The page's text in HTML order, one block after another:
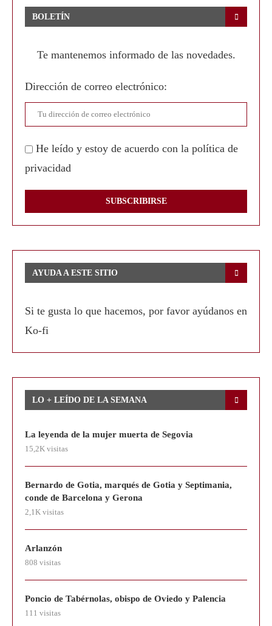
BOLETÍN
Te mantenemos informado de las novedades.
Dirección de correo electrónico:
He leído y estoy de acuerdo con la política de
privacidad
AYUDA A ESTE SITIO
Si te gusta lo que hacemos, por favor ayúdanos en
Ko-fi
LO + LEÍDO DE LA SEMANA
La leyenda de la mujer muerta de Segovia
15,2K visitas
Bernardo de Gotia, marqués de Gotia y Septimania,
conde de Barcelona y Gerona
2,1K visitas
Arlanzón
808 visitas
Poncio de Tabérnolas, obispo de Oviedo y Palencia
111 visitas